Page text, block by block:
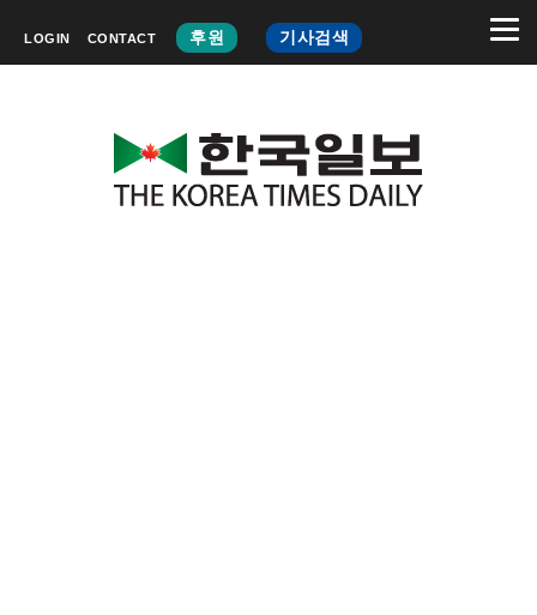
LOGIN CONTACT 후원 기사검색